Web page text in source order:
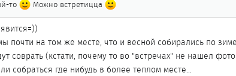
то
Можно встретицца
почти на том же месте, что и весной собирались по
соврать (кстати, почему то во "встречах" не нашел
собраться где нибудь в более теплом месте...